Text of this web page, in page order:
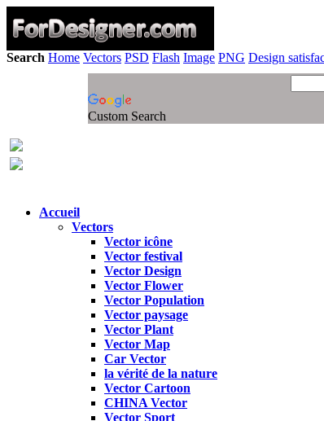
Search Home Vectors PSD Flash Image PNG Design
Custom Search
Accueil
Vectors
Vector icône
Vector festival
Vector Design
Vector Flower
Vector Population
Vector paysage
Vector Plant
Vector Map
Car Vector
la vérité de la nature
Vector Cartoon
CHINA Vector
Vector Sport